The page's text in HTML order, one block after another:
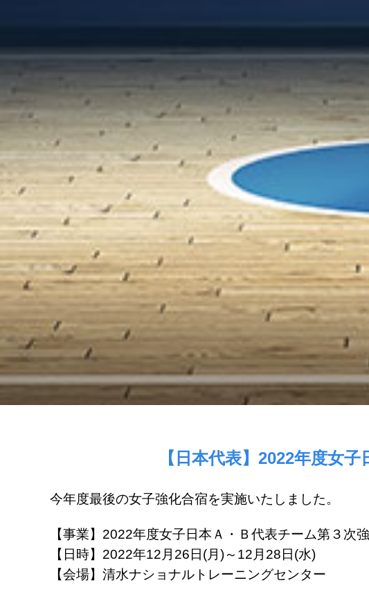
【日本代表】2022年度女
今年度最後の女子強化合宿を実施いたしました。
【事業】2022年度女子日本Ａ・Ｂ代表チーム第３次
【日時】2022年12月26日(月)～12月28日(水)
【会場】清水ナショナルトレーニングセンター